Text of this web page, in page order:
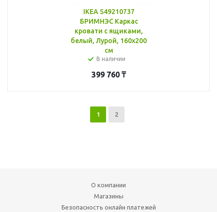
IKEA S49210737
БРИМНЭС Каркас
кровати с ящиками,
белый, Лурой, 160x200
см
В наличии
399 760 ₸
1 2
О компании
Магазины
Безопасность онлайн платежей